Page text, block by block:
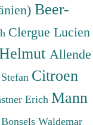
Beer-
Clergue Lucien
Allende
Citroen
Erich Mann
Bonsels Waldemar